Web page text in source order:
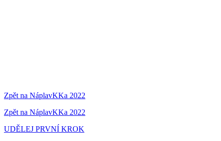
Zpět na NáplavKKa 2022
Zpět na NáplavKKa 2022
UDĚLEJ PRVNÍ KROK